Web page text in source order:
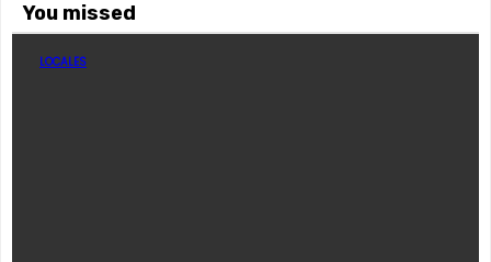
You missed
LOCALES